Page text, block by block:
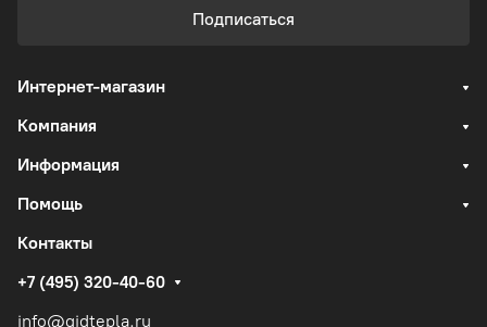
Подписаться
Интернет-магазин
Компания
Информация
Помощь
Контакты
+7 (495) 320-40-60
info@gidtepla.ru